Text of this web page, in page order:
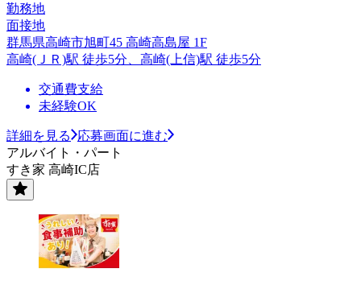
勤務地
面接地
群馬県高崎市旭町45 高崎高島屋 1F
高崎(ＪＲ)駅 徒歩5分、高崎(上信)駅 徒歩5分
交通費支給
未経験OK
詳細を見る
応募画面に進む
アルバイト・パート
すき家 高崎IC店